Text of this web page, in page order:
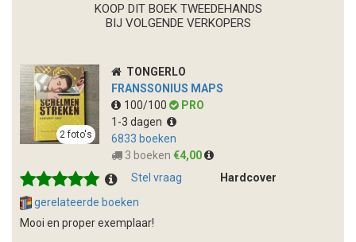
KOOP DIT BOEK TWEEDEHANDS
BIJ VOLGENDE VERKOPERS
TONGERLO
FRANSSONIUS MAPS
100/100
PRO
1-3 dagen
6833 boeken
3 boeken €4,00
2 foto's
Stel vraag
Hardcover
gerelateerde boeken
Mooi en proper exemplaar!